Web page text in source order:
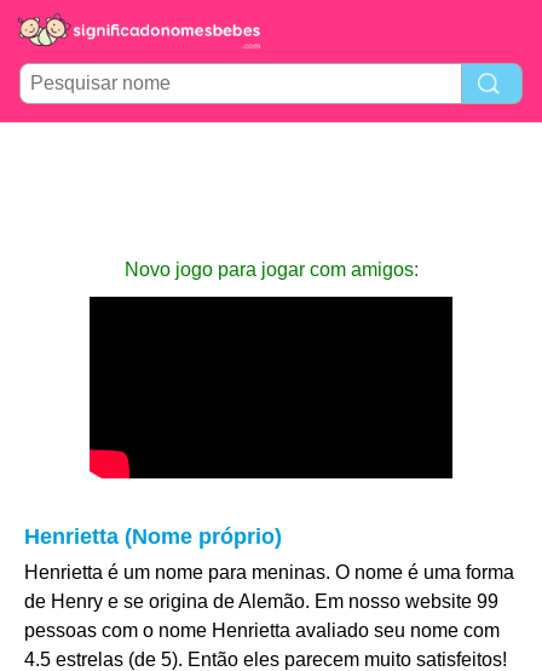
Novo jogo para jogar com amigos:
Henrietta (Nome próprio)
Henrietta é um nome para meninas. O nome é uma forma
de Henry e se origina de Alemão. Em nosso website 99
pessoas com o nome Henrietta avaliado seu nome com
4.5 estrelas (de 5). Então eles parecem muito satisfeitos!